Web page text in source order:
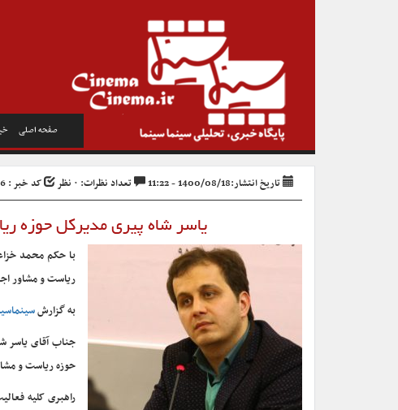
صفحه اصلی
تاریخ انتشار:1400/08/18 - 11:22 تعداد نظرات: ۰ نظر کد خبر : 164046
یاسر شاه پیری مدیرکل حوزه
با حکم محمد
ریاست و مشاور
به گزارش
جناب آقای یاسر
حوزه ریاست و
راهبری کلیه